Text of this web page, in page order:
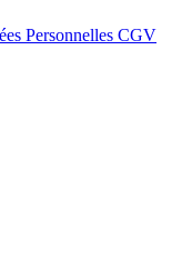
Personnelles CGV